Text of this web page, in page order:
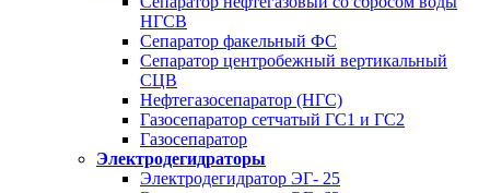
НГСВ
Сепаратор факельный ФС
Сепаратор центробежный вертикальный
СЦВ
Нефтегазосепаратор (НГС)
Газосепаратор сетчатый ГС1 и ГС2
Газосепаратор
Электродегидраторы
Электродегидратор ЭГ- 25